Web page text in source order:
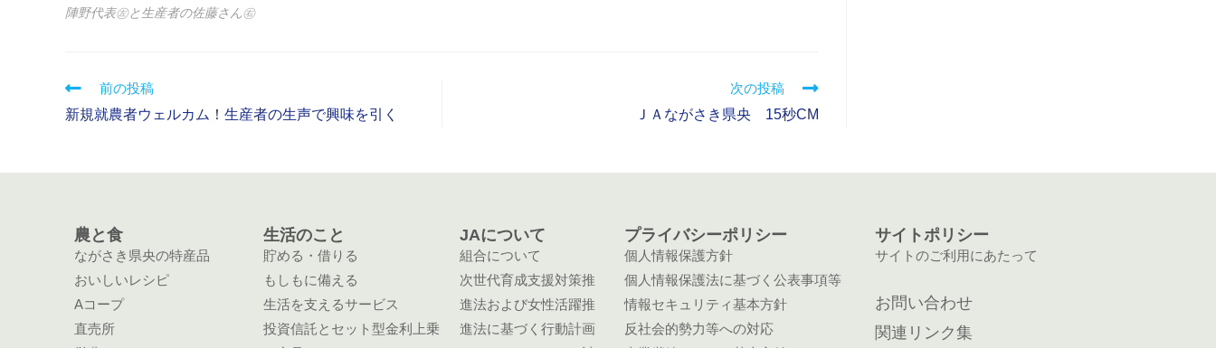
陣野代表㊧と生産者の佐藤さん㊨
前の投稿
新規就農者ウェルカム！生産者の生声で興味を引く
次の投稿
ＪＡながさき県央 15秒CM
農と食
ながさき県央の特産品
おいしいレシピ
Aコープ
直売所
生活のこと
貯める・借りる
もしもに備える
生活を支えるサービス
投資信託とセット型金利上乗
JAについて
組合について
次世代育成支援対策推
進法および女性活躍推
進法に基づく行動計画
プライバシーポリシー
個人情報保護方針
個人情報保護法に基づく公表事項等
情報セキュリティ基本方針
反社会的勢力等への対応
サイトポリシー
サイトのご利用にあたって
お問い合わせ
関連リンク集